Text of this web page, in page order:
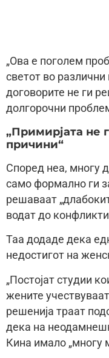
„Ова е поголем
светот во
договорите не ги
долгорочни
„Примирјата не
причини“
Според неа, многу
само формално ги
решаваат
водат до
Таа додаде дека
недостигот на
„Постојат студии
жените
решенија траат
дека на
Кина имало „многу